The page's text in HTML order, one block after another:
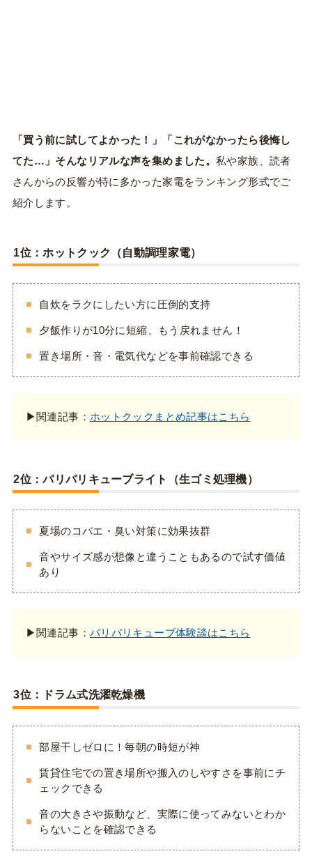
「買う前に試してよかった！」「これがなかったら後悔し
てた…」そんなリアルな声を集めました。私や家族、読者
さんからの反響が特に多かった家電をランキング形式でご
紹介します。
1位：ホットクック（自動調理家電）
自炊をラクにしたい方に圧倒的支持
夕飯作りが10分に短縮、もう戻れません！
置き場所・音・電気代などを事前確認できる
▶関連記事： ホットクックまとめ記事はこちら
2位：パリパリキューブライト（生ゴミ処理機）
夏場のコバエ・臭い対策に効果抜群
音やサイズ感が想像と違うこともあるので試す価値
あり
▶関連記事： パリパリキューブ体験談はこちら
3位：ドラム式洗濯乾燥機
部屋干しゼロに！毎朝の時短が神
賃貸住宅での置き場所や搬入のしやすさを事前にチ
ェックできる
音の大きさや振動など、実際に使ってみないとわか
らないことを確認できる